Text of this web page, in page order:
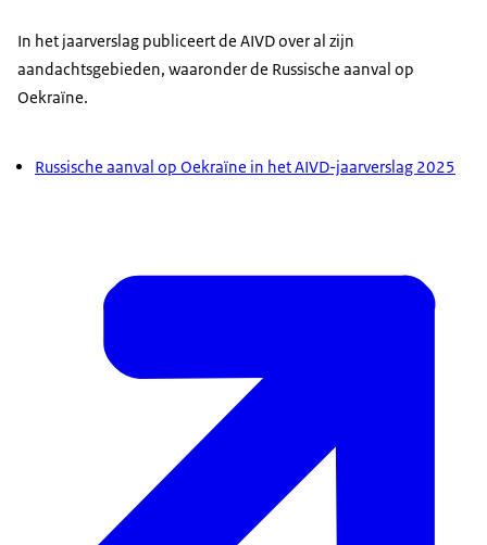
In het jaarverslag publiceert de AIVD over al zijn
aandachtsgebieden, waaronder de Russische aanval op
Oekraïne.
Russische aanval op Oekraïne in het AIVD-jaarverslag 2025